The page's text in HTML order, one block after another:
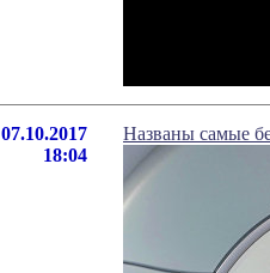
07.10.2017
18:04
Названы самые